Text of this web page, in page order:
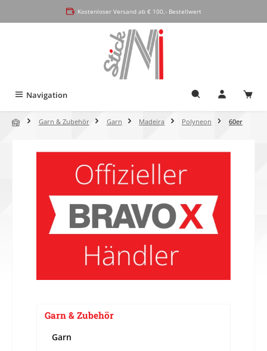
Kostenloser Versand ab € 100,- Bestellwert
Navigation
Garn & Zubehör Garn Madeira Polyneon 60er
Garn & Zubehör
Garn